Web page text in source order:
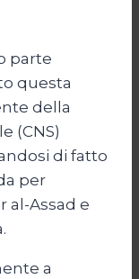
parte
questa
della
(CNS)
di fatto
per
al-Assad e
a